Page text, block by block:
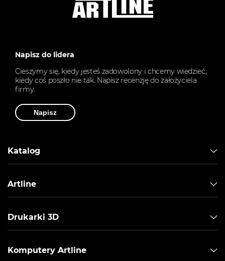
Napisz do lidera
Cieszymy się, kiedy jesteś zadowolony i chcemy wiedzieć,
kiedy coś poszło nie tak. Napisz recenzję do założyciela
firmy.
Napisz
Katalog
Artline
Drukarki 3D
Komputery Artline